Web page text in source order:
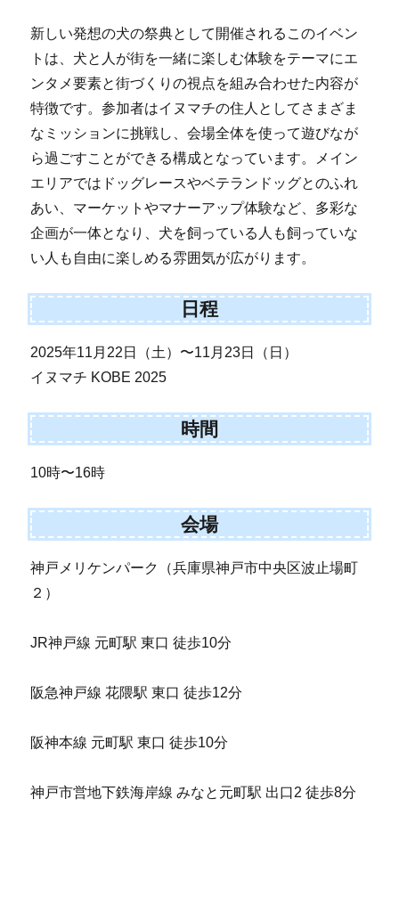
新しい発想の犬の祭典として開催されるこのイベン
トは、犬と人が街を一緒に楽しむ体験をテーマにエ
ンタメ要素と街づくりの視点を組み合わせた内容が
特徴です。参加者はイヌマチの住人としてさまざま
なミッションに挑戦し、会場全体を使って遊びなが
ら過ごすことができる構成となっています。メイン
エリアではドッグレースやベテランドッグとのふれ
あい、マーケットやマナーアップ体験など、多彩な
企画が一体となり、犬を飼っている人も飼っていな
い人も自由に楽しめる雰囲気が広がります。
日程
2025年11月22日（土）〜11月23日（日）
イヌマチ KOBE 2025
時間
10時〜16時
会場
神戸メリケンパーク（兵庫県神戸市中央区波止場町
２）
JR神戸線 元町駅 東口 徒歩10分
阪急神戸線 花隈駅 東口 徒歩12分
阪神本線 元町駅 東口 徒歩10分
神戸市営地下鉄海岸線 みなと元町駅 出口2 徒歩8分